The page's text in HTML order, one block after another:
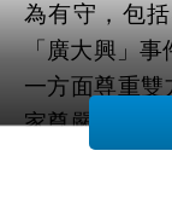
為有守，包
「廣大興」
一方面尊重雙
家尊嚴絲毫不